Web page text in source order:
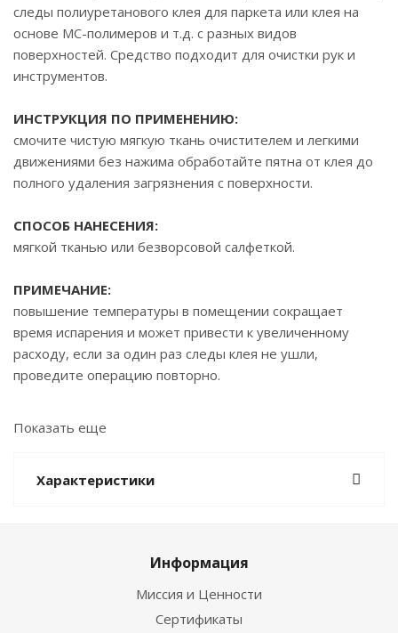
следы полиуретанового клея для паркета или клея на
основе МС-полимеров и т.д. с разных видов
поверхностей. Средство подходит для очистки рук и
инструментов.
ИНСТРУКЦИЯ ПО ПРИМЕНЕНИЮ:
смочите чистую мягкую ткань очистителем и легкими
движениями без нажима обработайте пятна от клея до
полного удаления загрязнения с поверхности.
СПОСОБ НАНЕСЕНИЯ:
мягкой тканью или безворсовой салфеткой.
ПРИМЕЧАНИЕ:
повышение температуры в помещении сокращает
время испарения и может привести к увеличенному
расходу, если за один раз следы клея не ушли,
проведите операцию повторно.
24 месяца в герметичной упаковке. Внимание!
использованием. Избегайте сильного надавливания при
Показать еще
Характеристики
Информация
Миссия и Ценности
Сертификаты